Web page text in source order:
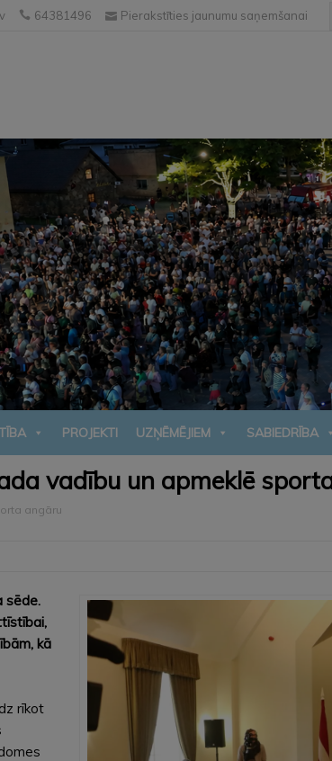
64381496 Pierakstīties jaunumu saņemšanai
PROJEKTI UZŅĒMĒJIEM SABIEDRĪBA
vadību un apmeklē
angāru
sēde.
kā
rīkot